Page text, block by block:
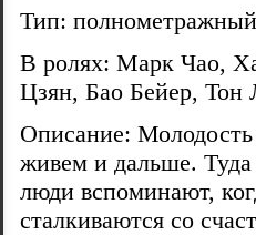
Тип:
В ролях: Марк Чао,
Цзян, Бао Бейер,
Описание:
живем и дальше.
люди вспоминают,
сталкиваются со